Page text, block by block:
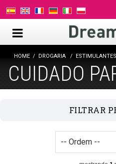
HOME DROGARIA
CUIDADO
FILTRAR